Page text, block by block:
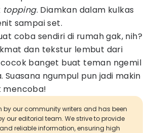
topping. Diamkan dalam kulkas
sampai set.
coba sendiri di rumah gak, nih?
dan tekstur lembut dari
banget buat teman ngemil
Suasana ngumpul pun jadi makin
mencoba!
by our community writers and has been
our editorial team. We strive to provide
reliable information, ensuring high